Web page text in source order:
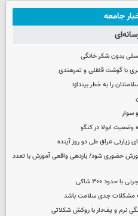
جامعه
بدون شکر خانگی
با گوشت قلقلی و تمرهندی
وضعیت ابولا در کنگو
عراق طی دو روز آینده
حضوری شود/ بازدهی واقعی آموزش با تعدد
۳۰۰ شاکی
نرم و پف‌دار با روکش شکلاتی